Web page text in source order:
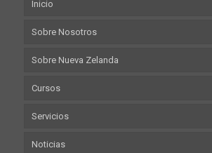
Inicio
Sobre Nosotros
Sobre Nueva Zelanda
Cursos
Servicios
Noticias